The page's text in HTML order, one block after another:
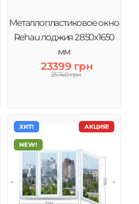
Металлопластиковое окно
Rehau лоджия 2850х1650
мм
23399 грн
25740 грн
АКЦИЯ!
ХИТ!
NEW!